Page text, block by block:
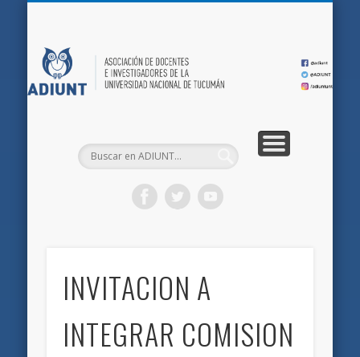
INVITACION A
INTEGRAR COMISION